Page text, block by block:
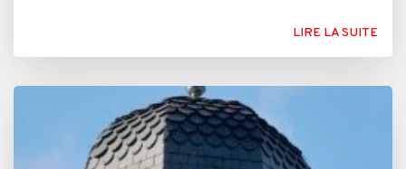
LIRE LA SUITE